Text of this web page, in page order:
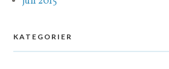
KATEGORIER